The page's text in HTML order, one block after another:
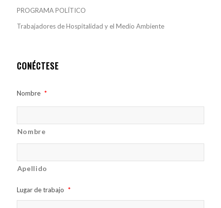
PROGRAMA POLÍTICO
Trabajadores de Hospitalidad y el Medio Ambiente
CONÉCTESE
Nombre *
Nombre
Apellido
Lugar de trabajo *